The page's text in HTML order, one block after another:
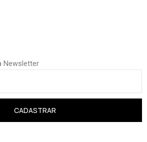
Newsletter
CADASTRAR